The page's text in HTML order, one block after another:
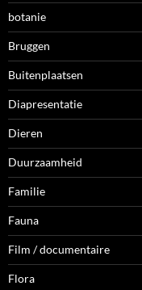
botanie
Bruggen
Buitenplaatsen
Diapresentatie
Dieren
Duurzaamheid
Familie
Fauna
Film / documentaire
Flora